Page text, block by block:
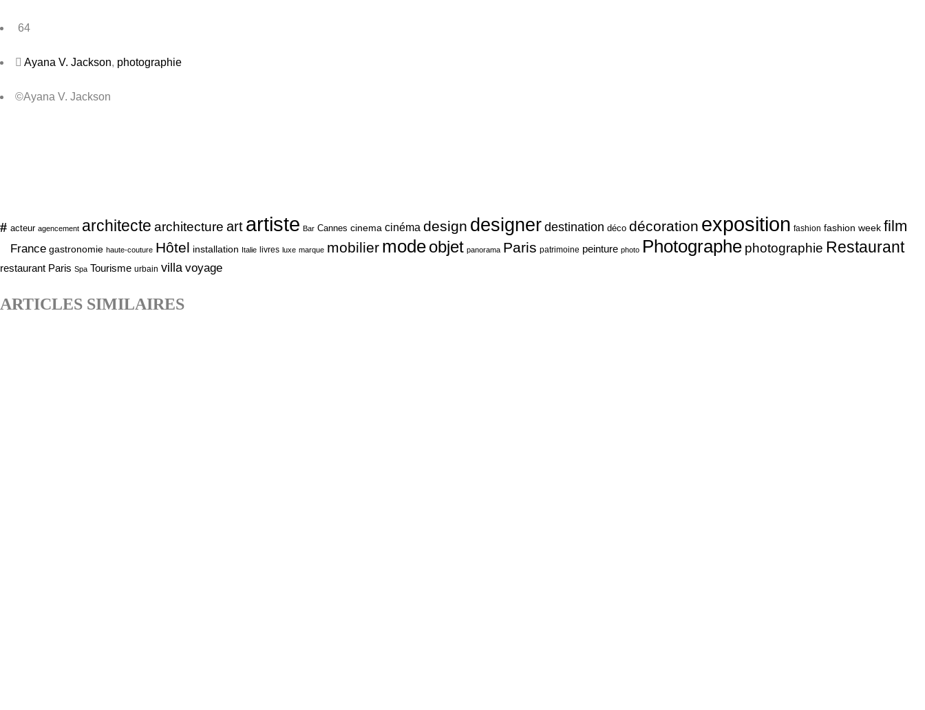
64
Ayana V. Jackson, photographie
©Ayana V. Jackson
# acteur agencement architecte architecture art artiste Bar Cannes cinema cinéma design designer destination déco décoration exposition fashion fashion week film
France gastronomie haute-couture Hôtel installation Italie livres luxe marque mobilier modeobjet panorama Paris patrimoine peinture photo Photographe photographie Restaurant
restaurant Paris Spa Tourisme urbain villa voyage
ARTICLES SIMILAIRES